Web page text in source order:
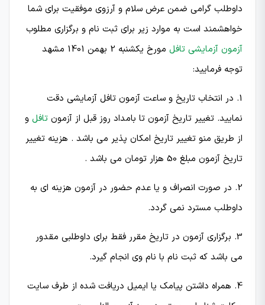
داوطلب گرامی ضمن عرض سلام و آرزوی موفقیت برای شما
خواهشمند است به موارد زیر برای ثبت نام و برگزاری مطلوب
آزمون آزمایشی تافل
مورخ یکشنبه 2 بهمن 1401 مشهد
توجه فرمایید:
1. در انتخاب تاریخ و ساعت آزمون تافل آزمایشی دقت
نمایید. تغییر تاریخ آزمون تا بامداد روز قبل از آزمون تافلو
از طریق منو تغییر تاریخ امکان پذیر می باشد . هزینه تغییر
تاریخ آزمون مبلغ 50 هزار تومان می باشد .
2. در صورت انصراف و یا عدم حضور در آزمون هزینه ای به
داوطلب مسترد نمی گردد.
3. برگزاری آزمون در تاریخ مقرر فقط برای داوطلبی مقدور
می باشد که ثبت نام با نام وی انجام گیرد.
4. همراه داشتن پیامک یا ایمیل دریافت شده از طرف سایت